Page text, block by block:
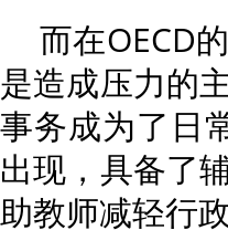
而在OECD
是造成压力的
事务成为了日
出现，具备了
助教师减轻行